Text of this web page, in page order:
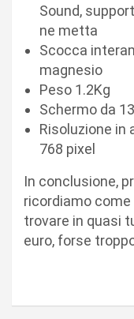
Sound,
ne metta
Scocca
magnesio
Peso 1.2Kg
Schermo da
Risoluzione in
768 pixel
In conclusione,
ricordiamo come
trovare in quasi
euro, forse